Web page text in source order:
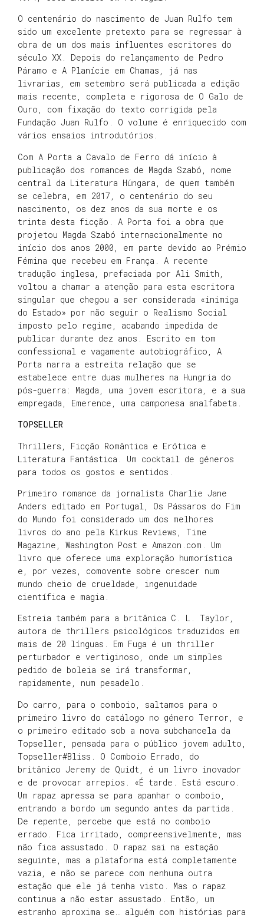
O centenário do nascimento de Juan Rulfo tem
sido um excelente pretexto para se regressar à
obra de um dos mais influentes escritores do
século XX. Depois do relançamento de Pedro
Páramo e A Planície em Chamas, já nas
livrarias, em setembro será publicada a edição
mais recente, completa e rigorosa de O Galo de
Ouro, com fixação do texto corrigida pela
Fundação Juan Rulfo. O volume é enriquecido com
vários ensaios introdutórios.
Com A Porta a Cavalo de Ferro dá início à
publicação dos romances de Magda Szabó, nome
central da Literatura Húngara, de quem também
se celebra, em 2017, o centenário do seu
nascimento, os dez anos da sua morte e os
trinta desta ficção. A Porta foi a obra que
projetou Magda Szabó internacionalmente no
início dos anos 2000, em parte devido ao Prémio
Fémina que recebeu em França. A recente
tradução inglesa, prefaciada por Ali Smith,
voltou a chamar a atenção para esta escritora
singular que chegou a ser considerada «inimiga
do Estado» por não seguir o Realismo Social
imposto pelo regime, acabando impedida de
publicar durante dez anos. Escrito em tom
confessional e vagamente autobiográfico, A
Porta narra a estreita relação que se
estabelece entre duas mulheres na Hungria do
pós-guerra: Magda, uma jovem escritora, e a sua
empregada, Emerence, uma camponesa analfabeta.
TOPSELLER
Thrillers, Ficção Romântica e Erótica e
Literatura Fantástica. Um cocktail de géneros
para todos os gostos e sentidos.
Primeiro romance da jornalista Charlie Jane
Anders editado em Portugal, Os Pássaros do Fim
do Mundo foi considerado um dos melhores
livros do ano pela Kirkus Reviews, Time
Magazine, Washington Post e Amazon.com. Um
livro que oferece uma exploração humorística
e, por vezes, comovente sobre crescer num
mundo cheio de crueldade, ingenuidade
científica e magia.
Estreia também para a britânica C. L. Taylor,
autora de thrillers psicológicos traduzidos em
mais de 20 línguas. Em Fuga é um thriller
perturbador e vertiginoso, onde um simples
pedido de boleia se irá transformar,
rapidamente, num pesadelo.
Do carro, para o comboio, saltamos para o
primeiro livro do catálogo no género Terror, e
o primeiro editado sob a nova subchancela da
Topseller, pensada para o público jovem adulto,
Topseller#Bliss. O Comboio Errado, do
britânico Jeremy de Quidt, é um livro inovador
e de provocar arrepios. «É tarde. Está escuro.
Um rapaz apressa se para apanhar o comboio,
entrando a bordo um segundo antes da partida.
De repente, percebe que está no comboio
errado. Fica irritado, compreensivelmente, mas
não fica assustado. O rapaz sai na estação
seguinte, mas a plataforma está completamente
vazia, e não se parece com nenhuma outra
estação que ele já tenha visto. Mas o rapaz
continua a não estar assustado. Então, um
estranho aproxima se… alguém com histórias para